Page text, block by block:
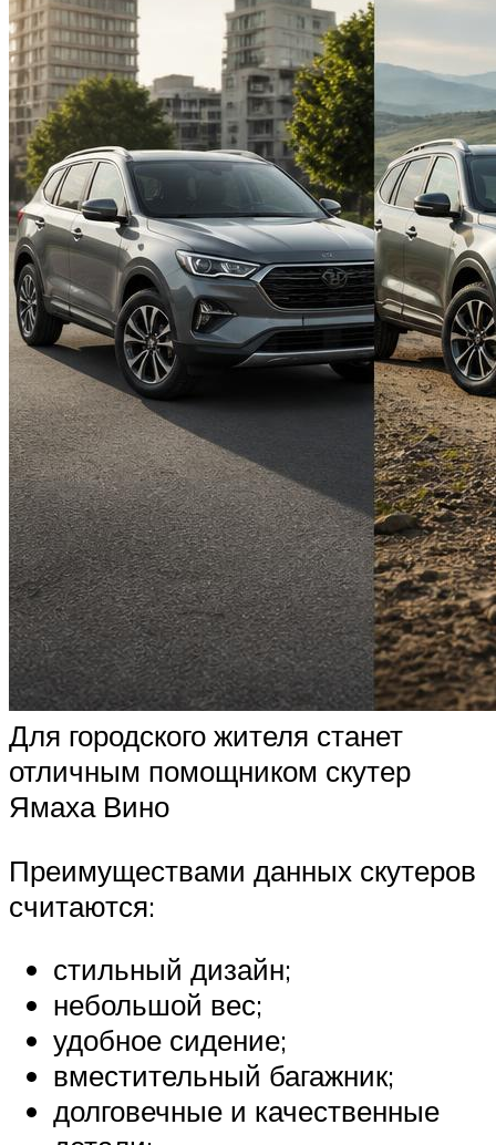
Для городского жителя станет
отличным помощником скутер
Ямаха Вино
Преимуществами данных скутеров
считаются:
стильный дизайн;
небольшой вес;
удобное сидение;
вместительный багажник;
долговечные и качественные